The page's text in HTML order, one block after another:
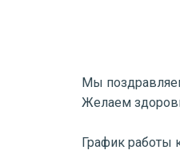
Мы
Желаем
График работы